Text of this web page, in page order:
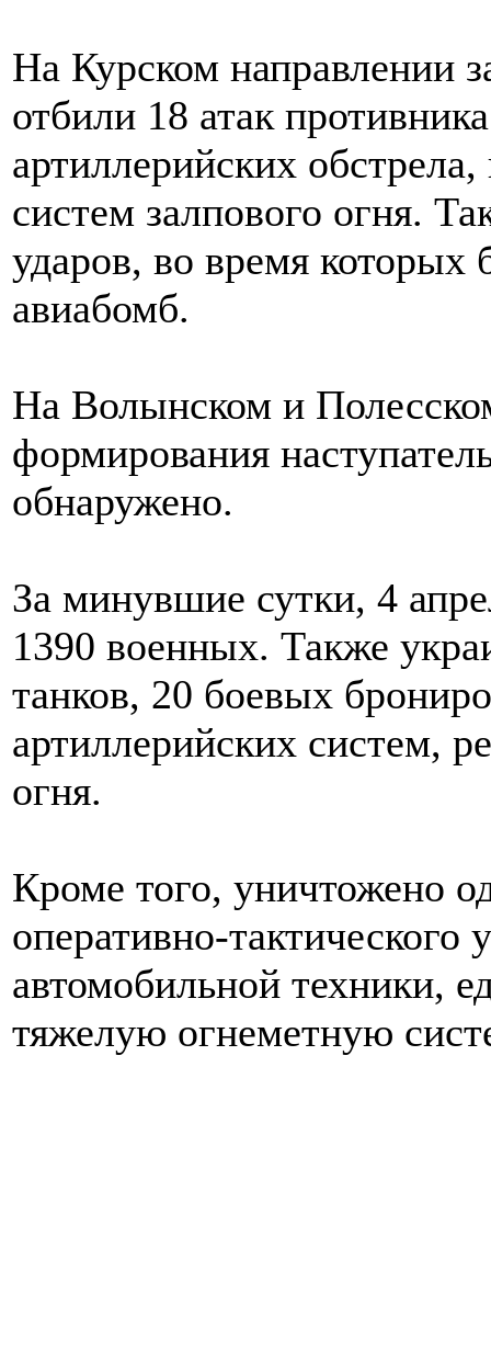
На Курском направлении
отбили 18 атак
артиллерийских
систем залпового огня.
ударов, во время
авиабомб.
На Волынском и
формирования
обнаружено.
За минувшие сутки, 4
1390 военных. Также
танков, 20 боевых
артиллерийских систем,
огня.
Кроме того, уничтожено
оперативно-тактического
автомобильной техники,
тяжелую огнеметную